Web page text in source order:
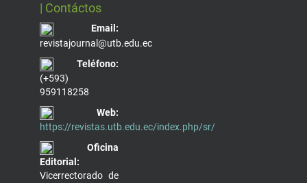
| Contáctos
Email:
revistajournal@utb.edu.ec
Teléfono:
(+593)
959118258
Web:
https://revistas.utb.edu.ec/index.php/sr/
Oficina
Editorial:
Vicerrectorado de